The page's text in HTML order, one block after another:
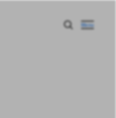
Menu